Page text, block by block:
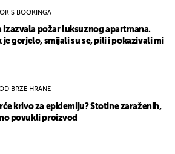
S BOOKINGA
izazvala požar luksuznog apartmana.
je gorjelo, smijali su se, pili i pokazivali mi
BRZE HRANE
krivo za epidemiju? Stotine zaraženih,
povukli proizvod